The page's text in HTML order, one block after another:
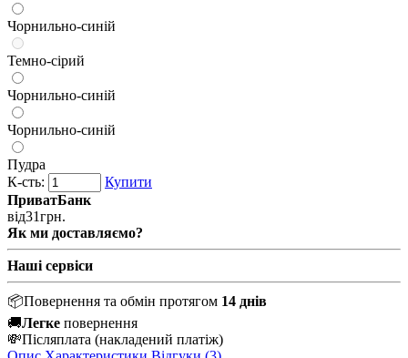
Чорнильно-синій
Темно-сірий
Чорнильно-синій
Чорнильно-синій
Пудра
К-сть:
Купити
ПриватБанк
від31грн.
Як ми доставляємо?
Наші сервіси
📦Повернення та обмін протягом 14 днів
🚚Легке повернення
💸Післяплата (накладений платіж)